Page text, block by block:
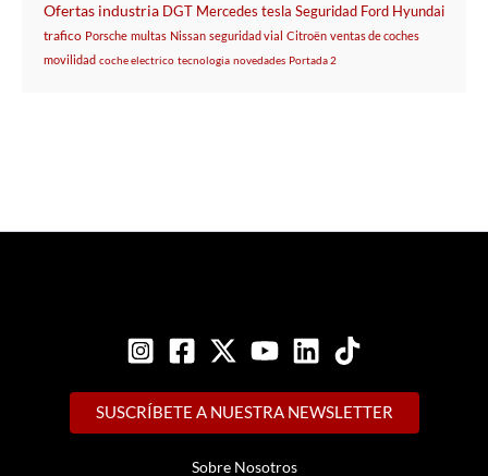
Ofertas industria DGT Mercedes tesla Seguridad Ford Hyundai
trafico Porsche multas Nissan seguridad vial Citroën ventas de coches
movilidad coche electrico tecnologia novedades Portada 2
SUSCRÍBETE A NUESTRA NEWSLETTER
Sobre Nosotros